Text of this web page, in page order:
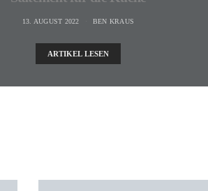
13. AUGUST 2022 BEN KRAUS
ARTIKEL LESEN